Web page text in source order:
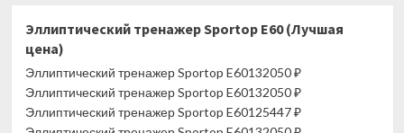
тренажер
EL006
(Лучшая
цена)
Эллиптический тренажер Sportop E60 (Лучшая
цена)
Эллиптический тренажер Sportop E60132050 ₽
Эллиптический тренажер Sportop E60132050 ₽
Эллиптический тренажер Sportop E60125447 ₽